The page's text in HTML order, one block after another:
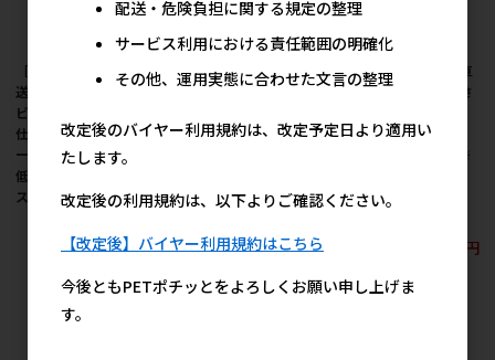
［日本ペットフード(直
送)］ビタワン君の俺の
ビーフジャーキー 幅広
仕上げ 100g ※メーカ
ー直送 ※発注単位・最
低発注数量(混載30ケー
ス以上)にご注意下さい
[日本ペットフード(直
送) ビタワン君の俺のビ
仕上げ 100g ※メーカ
ス以上)にご注意下さい
［日本ペットフード(直
送)］ビタワン君のささ
やわらかサラミ仕立て
70g ※メーカー直送 ※
量(混載30ケース以上)
352円
配送・危険負担に関する規定の整理
サービス利用における責任範囲の明確化
その他、運用実態に合わせた文言の整理
改定後のバイヤー利用規約は、改定予定日より適用い
たします。
改定後の利用規約は、以下よりご確認ください。
【改定後】バイヤー利用規約はこちら
今後ともPETポチッとをよろしくお願い申し上げま
す。